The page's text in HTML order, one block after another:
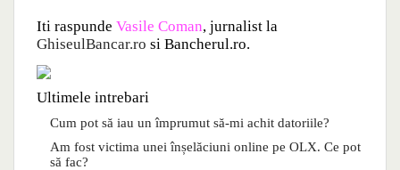
Iti raspunde Vasile Coman, jurnalist la
GhiseulBancar.ro si Bancherul.ro.
Ultimele intrebari
Cum pot să iau un împrumut să-mi achit datoriile?
Am fost victima unei înșelăciuni online pe OLX. Ce pot
să fac?